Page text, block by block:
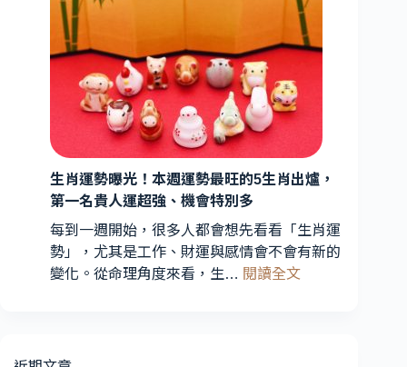
量
到
來，
3
座
運
勢
星
座
運
星
座
運
最
旺、
生肖運勢曝光！本週運勢最旺的5生肖出爐，
第一名貴人運超強、機會特別多
每到一週開始，很多人都會想先看看「生肖運
勢」，尤其是工作、財運與感情會不會有新的
變化。從命理角度來看，生… 閱讀全文: